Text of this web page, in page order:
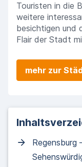
Touristen in die
weitere
besichtigen und
Flair der Stadt
mehr zur
Regensburg